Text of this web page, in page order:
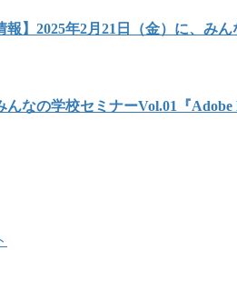
報】2025年2月21日（金）に、み
んなの学校セミナーVol.01『